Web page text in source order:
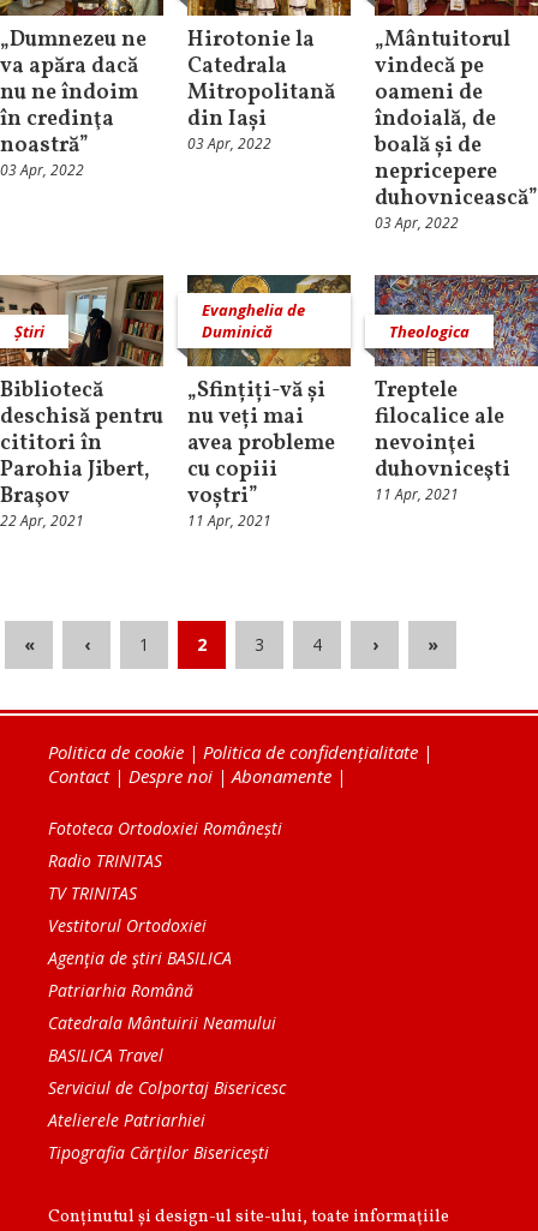
„Dumnezeu ne
va apăra dacă
nu ne îndoim
în credinţa
noastră”
03 Apr, 2022
Hirotonie la
Catedrala
Mitropolitană
din Iași
03 Apr, 2022
„Mântuitorul
vindecă pe
oameni de
îndoială, de
boală și de
nepricepere
duhovnicească”
03 Apr, 2022
Știri
Bibliotecă
deschisă pentru
cititori în
Parohia Jibert,
Braşov
22 Apr, 2021
Evanghelia de
Duminică
„Sfințiți-vă și
nu veți mai
avea probleme
cu copiii
voștri”
11 Apr, 2021
Theologica
Treptele
filocalice ale
nevoinţei
duhovniceşti
11 Apr, 2021
« ‹ 1 2 3 4 › »
Politica de cookie | Politica de confidențialitate |
Contact| Despre noi |Abonamente |
Fototeca Ortodoxiei Românești
Radio TRINITAS
TV TRINITAS
Vestitorul Ortodoxiei
Agenţia de ştiri BASILICA
Patriarhia Română
Catedrala Mântuirii Neamului
BASILICA Travel
Serviciul de Colportaj Bisericesc
Atelierele Patriarhiei
Tipografia Cărţilor Bisericeşti
Conținutul și design-ul site-ului, toate informaţiile